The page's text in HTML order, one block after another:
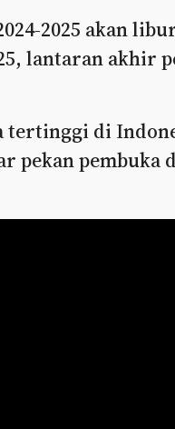
2025 akan
lantaran akhir
di
pekan